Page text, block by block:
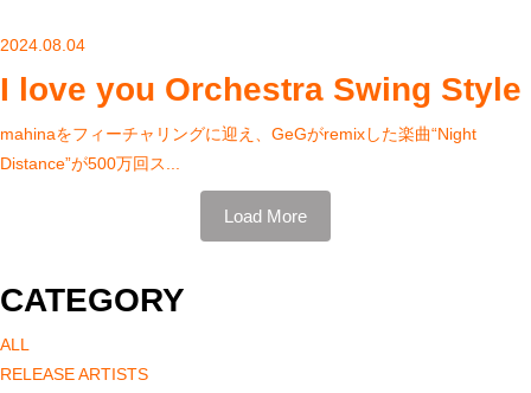
2024.08.04
I love you Orchestra Swing Style
mahinaをフィーチャリングに迎え、GeGがremixした楽曲“Night
Distance”が500万回ス...
Load More
CATEGORY
ALL
RELEASE ARTISTS